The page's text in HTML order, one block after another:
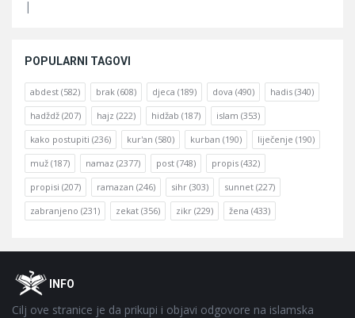
|
POPULARNI TAGOVI
abdest (582) brak (608) djeca (189) dova (490) hadis (340)
hadždž (207) hajz (222) hidžab (187) islam (353)
kako postupiti (236) kur'an (580) kurban (190) liječenje (190)
muž (187) namaz (2377) post (748) propis (432)
propisi (207) ramazan (246) sihr (303) sunnet (227)
zabranjeno (231) zekat (356) zikr (229) žena (433)
FooterOINFO
Cilj ove stranice je da prikupi i objavi odgovore na islamska